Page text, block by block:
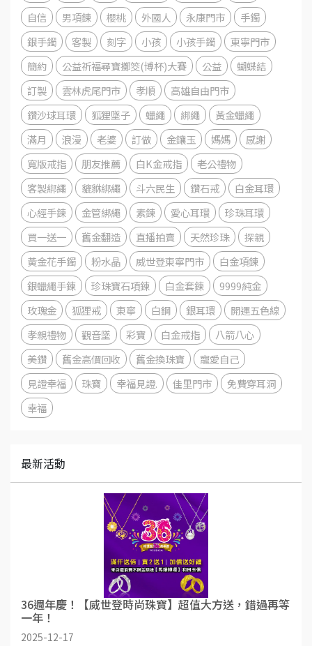
自信
男項鍊 櫻桃 外國人 永康門市
手鐲
銀手鐲
客製 刻字 小孩 小孩手鐲
東寧門市
簡約
公益祈福尋寶擲筊(博杯)大賽 公益
蝴蝶結
訂製
雲林虎尾門市 孝順
高雄自由門市
鑽沙球耳環
狐狸墜子 蠟繩 綁繩
黃金蠟繩
滿月
浪漫 老婆 訂做 金鑲玉 媽媽
感謝
寬版戒指
朋友推薦 白K金戒指
老公禮物
客製綁繩
貔貅綁繩 斗六民生 鑽石戒
白金耳環
心經手鍊
金管綁繩 素鍊 愛心耳環
珍珠耳環
買一送一
舊金翻造 直播拍賣 天然珍珠
探親
黃金花手鐲
粉水晶 威世登東寧門市
白金項鍊
銀蠟繩手鍊
珍珠寶石項鍊 白金套鍊
9999純金
玫瑰金
狐狸戒 東寧 白鋼 銀耳環
開運五色線
孝親禮物
觀音墜 彩寶 白金戒指
八箭八心
美鑽
舊金高價回收 舊金換珠寶
寵愛自己
見證幸福
珠寶 幸福見證. 佳里門市
免費穿耳洞
幸福
最新活動
36週年慶！【威世登時尚珠寶】超值大方送，錯過再等
一年！
2025-12-17